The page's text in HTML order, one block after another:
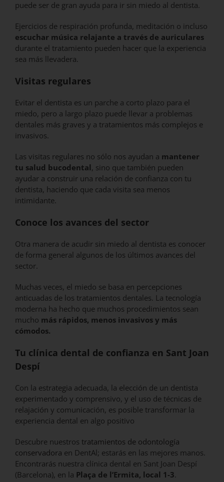
puede ser de gran ayuda para ir sin miedo al dentista.
Ejercicios de respiración profunda, meditación o incluso
escuchar música relajante a través de auriculares
durante el tratamiento pueden hacer que la experiencia
sea más llevadera.
Visitas regulares
Evitar el dentista es un parche a corto plazo para el
miedo, pero a largo plazo puede llevar a problemas
dentales más graves y a tratamientos más complejos e
invasivos.
Las visitas regulares no sólo nos ayudan a mantener
tu salud bucodental, sino que también pueden
ayudar a construir una relación de confianza con tu
dentista, haciendo que cada visita sea menos
intimidante.
Conoce los avances del sector
Otra manera de acudir sin miedo al dentista es conocer
de forma general algunos de los últimos avances del
sector.
Muchas veces, el miedo se basa en percepciones
anticuadas de los tratamientos dentales. La tecnología
moderna ha hecho que muchos procedimientos sean
mucho más rápidos, menos invasivos y más
cómodos.
Tu clínica dental de confianza en Sant Joan
Despí
Con la estrategia adecuada, la elección de un dentista
experimentado y comprensivo, y el uso de técnicas de
relajación y comunicación, es posible transformar la
experiencia dental en algo positivo
Descubre nuestros tratamientos de odontología
conservadora en DentAl; estarás en las mejores manos.
Encontrarás nuestra clínica dental en Sant Joan Despí
(Barcelona), en la Plaça de l’Ermita, local 1-3.